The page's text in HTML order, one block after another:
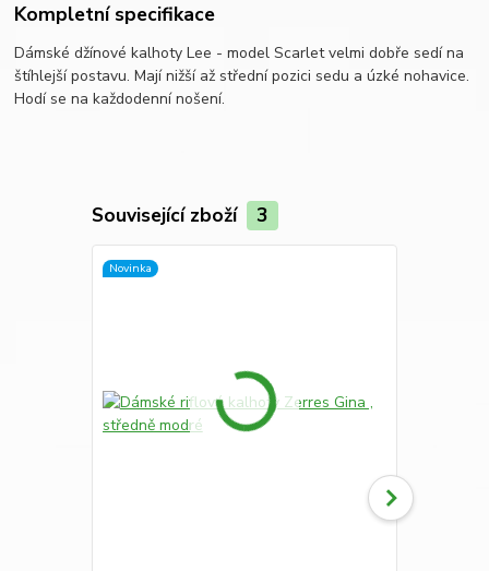
Kompletní specifikace
Dámské džínové kalhoty Lee - model Scarlet velmi dobře sedí na
štíhlejší postavu. Mají nižší až střední pozici sedu a úzké nohavice.
Hodí se na každodenní nošení.
Související zboží 3
Novinka